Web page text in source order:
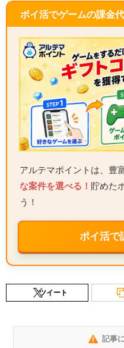
ポイ活でゲームの課金
アルテマポイントは、豊
な案件を選べる！ 貯めた
う！
ポイ活で
ツイート
記事